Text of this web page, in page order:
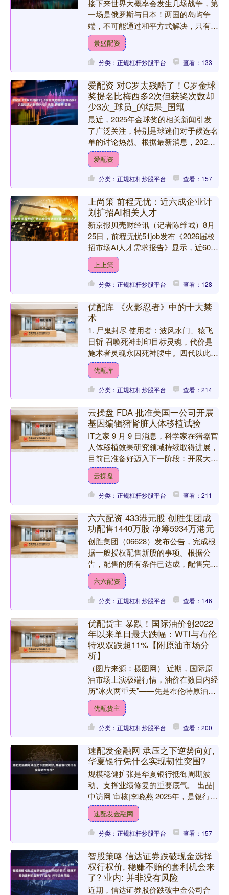
接下来世界大概率会发生几场战争，第
一场是俄罗斯与日本！两国的岛屿争
端，不可能通过和平方式解决，只有一
方打服另一方，才能有定论！ 俄日之
间的北方领土争端早已不是简....
景盛配资
分类：正规杠杆炒股平台 查看：133
爱配资 对C罗太残酷了！C罗金球
奖提名比梅西多2次但获奖次数却
少3次_球员_的结果_国籍
最近，2025年金球奖的相关新闻引发
了广泛关注，特别是球迷们对于候选名
单的讨论热烈。根据最新消息，2025
年金球奖的30名候选球员已经公布，颁
奖典礼将在9月22....
爱配资
分类：正规杠杆炒股平台 查看：157
上尚策 前程无忧：近六成企业计
划扩招AI相关人才
新京报贝壳财经讯（记者陈维城）8月
25日，前程无忧51job发布《2026届校
招市场AI人才需求报告》显示，近60%
的高科技企业已将AI人才纳入核心招聘
目标，其....
上上策
分类：正规杠杆炒股平台 查看：128
优配库 《火影忍者》中的十大禁
术
1. 尸鬼封尽 使用者：波风水门、猿飞
日斩 召唤死神封印目标灵魂，代价是
施术者灵魂永囚死神腹中。四代以此封
印九尾，三代封印大蛇丸双手。 2. 八
门遁甲之阵 使用....
优配库
分类：正规杠杆炒股平台 查看：214
云操盘 FDA 批准美国一公司开展
基因编辑猪肾脏人体移植试验
IT之家 9 月 9 日消息，科学家在猪器官
人体移植效果研究领域持续取得进展，
目前已准备好迈入下一阶段：开展大规
模人体临床试验。 美国一家专注于培
育可用于人体移....
云操盘
分类：正规杠杆炒股平台 查看：211
六六配资 433港元股 创胜集团成
功配售1440万股 净筹5934万港元
创胜集团（06628）发布公告，完成根
据一般授权配售新股的事项。根据公
告，配售的所有条件已达成，配售完成
于2025年9月17日。 合共1440万股配
售股份以每股....
六六配资
分类：正规杠杆炒股平台 查看：146
优配货主 暴跌！国际油价创2022
年以来单日最大跌幅：WTI与布伦
特双双跌超11%【附原油市场分
析】
（图片来源：摄图网） 近期，国际原
油市场上演极端行情，油价在数日内经
历“冰火两重天”——先是布伦特原油单
日暴涨28.74%突破119美元，创国内成
品油“4连涨”....
优配货主
分类：正规杠杆炒股平台 查看：200
速配发金融网 承压之下逆势向好,
华夏银行凭什么实现韧性突围?
规模稳健扩张是华夏银行抵御周期波
动、支撑业绩修复的重要底气。 出品|
中访网 审核|李晓燕 2025年，是银行业
直面宏观经济下行压力、深化转型调整
的关键一年。作为....
速配发金融网
分类：正规杠杆炒股平台 查看：157
智股策略 信达证券跌破现金选择
权行权价, 稳赚不赔的套利机会来
了? 业内: 并非没有风险
近期，信达证券股价跌破中金公司合